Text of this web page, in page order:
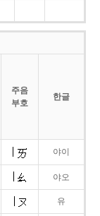
주음
부호
한글
야이
야오
유